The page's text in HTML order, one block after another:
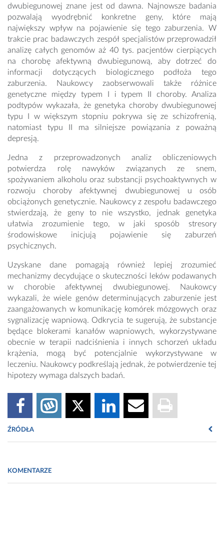
dwubiegunowej znane jest od dawna. Najnowsze badania
pozwalają wyodrębnić konkretne geny, które mają
największy wpływ na pojawienie się tego zaburzenia. W
trakcie prac badawczych zespół specjalistów przeprowadził
analizę całych genomów aż 40 tys. pacjentów cierpiących
na chorobę afektywną dwubiegunową, aby dotrzeć do
informacji dotyczących biologicznego podłoża tego
zaburzenia. Naukowcy zaobserwowali także różnice
genetyczne między typem I i ​​typem II choroby. Analiza
podtypów wykazała, że ​​genetyka choroby dwubiegunowej
typu I w większym stopniu pokrywa się ze schizofrenią,
natomiast typu II ma silniejsze powiązania z poważną
depresją.
Jedna z przeprowadzonych analiz obliczeniowych
potwierdza rolę nawyków związanych ze snem,
spożywaniem alkoholu oraz substancji psychoaktywnych w
rozwoju choroby afektywnej dwubiegunowej u osób
obciążonych genetycznie. Naukowcy z zespołu badawczego
stwierdzają, że geny to nie wszystko, jednak genetyka
ułatwia zrozumienie tego, w jaki sposób stresory
środowiskowe inicjują pojawienie się zaburzeń
psychicznych.
Uzyskane dane pomagają również lepiej zrozumieć
mechanizmy decydujące o skuteczności leków podawanych
w chorobie afektywnej dwubiegunowej. Naukowcy
wykazali, że wiele genów determinujących zaburzenie jest
zaangażowanych w komunikację komórek mózgowych oraz
sygnalizację wapniową. Odkrycia te sugerują, że substancje
będące blokerami kanałów wapniowych, wykorzystywane
obecnie w terapii nadciśnienia i innych schorzeń układu
krążenia, mogą być potencjalnie wykorzystywane w
leczeniu. Naukowcy podkreślają jednak, że potwierdzenie tej
hipotezy wymaga dalszych badań.
ŹRÓDŁA
Coleman, J. R., Qiao, Z., ... & Potash, J. B. (2021). Genome-wide
KOMENTARZE